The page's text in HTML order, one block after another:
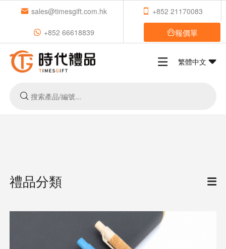
sales@timesgift.com.hk +852 21170083
+852 66618839 報價單
繁體中文
禮品分類